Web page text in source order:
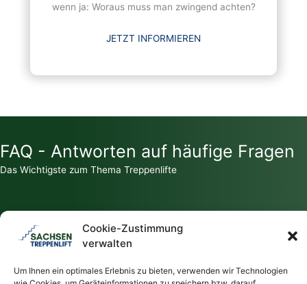
Cookie-Zustimmung
verwalten
Um Ihnen ein optimales Erlebnis zu bieten, verwenden wir Technologien
wenn ja: Woraus muss man zwingend achten?
JETZT INFORMIEREN
FAQ - Antworten auf häufige Fragen
Das Wichtigste zum Thema Treppenlifte